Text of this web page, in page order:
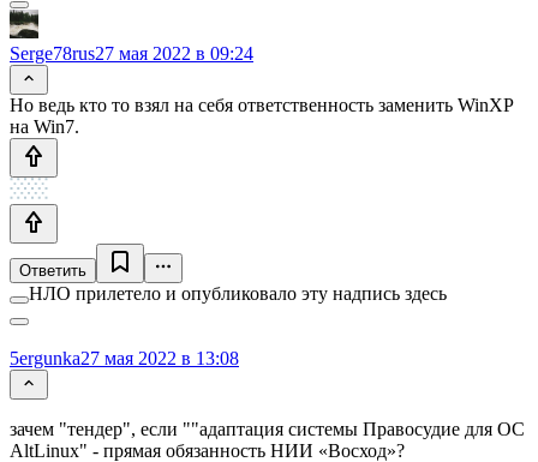
Serge78rus27 мая 2022 в 09:24
Но ведь кто то взял на себя ответственность заменить WinXP
на Win7.
Ответить
НЛО прилетело и опубликовало эту надпись здесь
5ergunka27 мая 2022 в 13:08
зачем "тендер", если ""адаптация системы Правосудие для ОС
AltLinux" - прямая обязанность НИИ «Восход»?